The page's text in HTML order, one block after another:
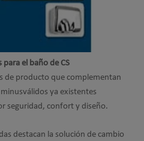
para el baño de CS
de producto que complementan
ya existentes
seguridad, confort y diseño.
destacan la solución de cambio